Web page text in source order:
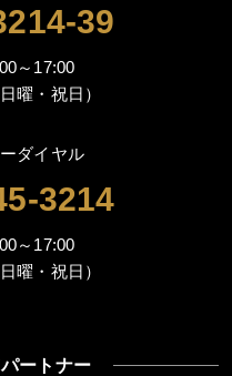
39
～17:00
曜・祝日）
ダイヤル
3214
～17:00
曜・祝日）
ートナー